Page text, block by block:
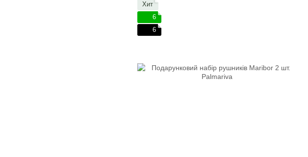
Хит
6
6